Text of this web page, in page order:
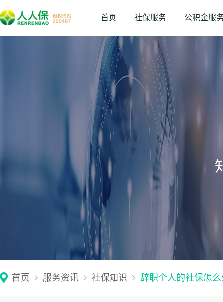
首页 社保服务 公积金服
首页 服务资讯 社保知识 辞职个人的社保怎么